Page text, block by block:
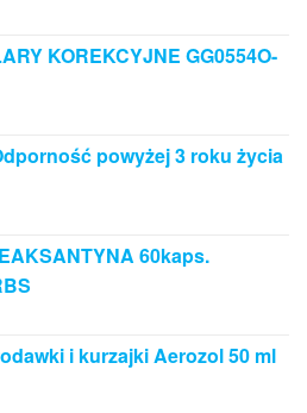
KOREKCYJNE GG0554O-
powyżej 3 roku życia
60kaps.
i kurzajki Aerozol 50 ml